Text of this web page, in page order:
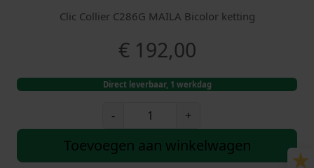
Clic Collier C286G MAILA Bicolor ketting
€192,00
Direct leverbaar, 1 werkdag
-
l
i
+
Toevoegen aan winkelwagen